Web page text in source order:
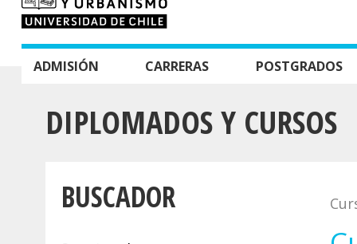
ADMISIÓN CARRERAS POSTGRADOS
DIPLOMADOS Y CURSOS
BUSCADOR